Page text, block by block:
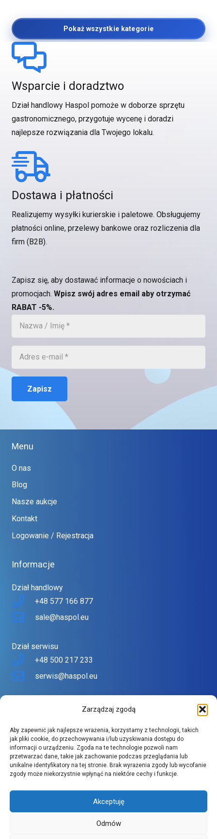
Zarządzaj zgodą
Aby zapewnić jak najlepsze wrażenia, korzystamy z technologii, takich
jak pliki cookie, do przechowywania i/lub uzyskiwania dostępu do
informacji o urządzeniu. Zgoda na te technologie pozwoli nam
przetwarzać dane, takie jak zachowanie podczas przeglądania lub
unikalne identyfikatory na tej stronie. Brak wyrażenia zgody lub wycofanie
zgody może niekorzystnie wpłynąć na niektóre cechy i funkcje.
Akceptuję
Odmów
Pokaż wszystkie kategorie
Wsparcie i doradztwo
Dział handlowy Haspol pomoże w doborze sprzętu
gastronomicznego, przygotuje wycenę i doradzi
najlepsze rozwiązania dla Twojego lokalu.
Dostawa i płatności
Realizujemy wysyłki kurierskie i paletowe. Obsługujemy
płatności online, przelewy bankowe oraz rozliczenia dla
firm (B2B).
Zapisz się, aby dostawać informacje o nowościach i
promocjach. Wpisz swój adres email aby otrzymać
RABAT -5%.
Zapisz
Menu
O nas
Blog
Nasze aukcje
Kontakt
Logowanie / Rejestracja
Informacje
Dział handlowy
+48 577 166 877
sale@haspol.eu
Dział serwisu
+48 500 217 233
serwis@haspol.eu
Znajdziesz tu urządzenia topowych producentów w
atrakcyjnych cenach.
Szeroki asortyment spełnia wysokie wymagania naszych
klientów.